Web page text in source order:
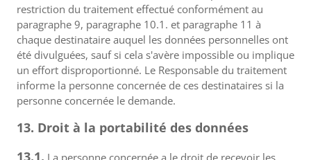
restriction du traitement effectué conformément au
paragraphe 9, paragraphe 10.1. et paragraphe 11 à
chaque destinataire auquel les données personnelles ont
été divulguées, sauf si cela s'avère impossible ou implique
un effort disproportionné. Le Responsable du traitement
informe la personne concernée de ces destinataires si la
personne concernée le demande.
13. Droit à la portabilité des données
13.1. La personne concernée a le droit de recevoir les